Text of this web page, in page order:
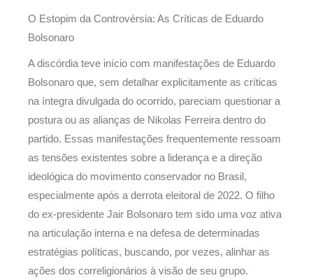
O Estopim da Controvérsia: As Críticas de Eduardo
Bolsonaro
A discórdia teve início com manifestações de Eduardo
Bolsonaro que, sem detalhar explicitamente as críticas
na íntegra divulgada do ocorrido, pareciam questionar a
postura ou as alianças de Nikolas Ferreira dentro do
partido. Essas manifestações frequentemente ressoam
as tensões existentes sobre a liderança e a direção
ideológica do movimento conservador no Brasil,
especialmente após a derrota eleitoral de 2022. O filho
do ex-presidente Jair Bolsonaro tem sido uma voz ativa
na articulação interna e na defesa de determinadas
estratégias políticas, buscando, por vezes, alinhar as
ações dos correligionários à visão de seu grupo.